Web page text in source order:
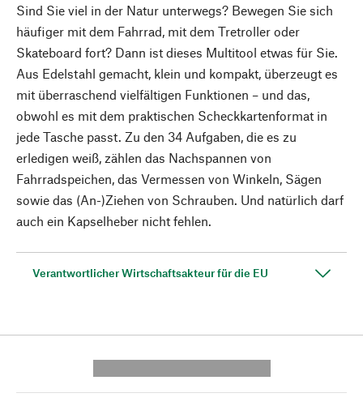
Sind Sie viel in der Natur unterwegs? Bewegen Sie sich
häufiger mit dem Fahrrad, mit dem Tretroller oder
Skateboard fort? Dann ist dieses Multitool etwas für Sie.
Aus Edelstahl gemacht, klein und kompakt, überzeugt es
mit überraschend vielfältigen Funktionen – und das,
obwohl es mit dem praktischen Scheckkartenformat in
jede Tasche passt. Zu den 34 Aufgaben, die es zu
erledigen weiß, zählen das Nachspannen von
Fahrradspeichen, das Vermessen von Winkeln, Sägen
sowie das (An-)Ziehen von Schrauben. Und natürlich darf
auch ein Kapselheber nicht fehlen.
Verantwortlicher Wirtschaftsakteur für die EU